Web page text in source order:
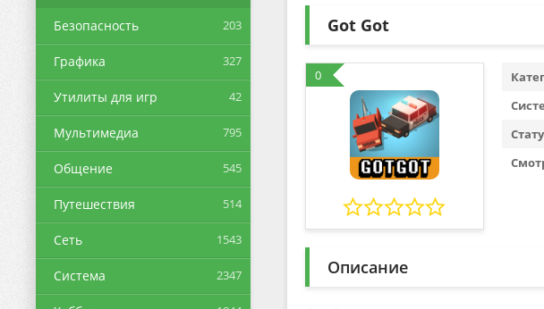
Безопасность 203
Графика 327
Утилиты для игр 42
Мультимедиа 795
Общение 545
Путешествия 514
Сеть 1543
Система 2347
Got Got
0
Описание